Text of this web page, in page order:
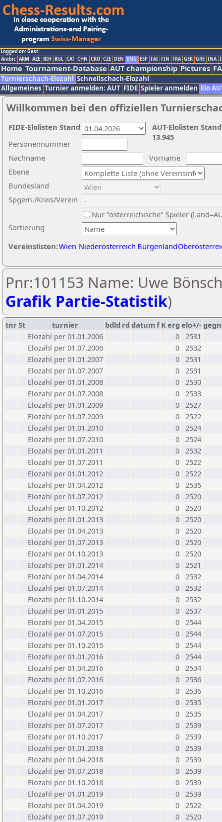
Logged on: Gast
Arabic ARM AZE BIH BUL CAT CHN CRO CZE DEN ENG ESP FAI FIN FRA GER GRE INA
Home Tournament-Database AUT championship Pictures
Turnierschach-Elozahl Schnellschach-Elozahl
Allgemeines Turnier anmelden: AUT FIDE Spieler anmelden Elo
Willkommen bei den offiziellen
Nachname
Vorname
Ebene
Sortierung
Personennummer
Bundesland
Spgem./Kreis/Verein
Nur "österreichische" Spieler
Vereinslisten:Wien Niederösterreich Burgenland
AUT-Elolisten
13.945
FIDE-Elolisten Stand
Pnr:101153 Name: Uwe
Grafik Partie-Statistik)
tnrSt turnier bdld rd datumf Kerg elo+/-
Elozahl per 01.01.2006
0 2531
Elozahl per 01.07.2006
0 2532
Elozahl per 01.01.2007
0 2531
Elozahl per 01.07.2007
0 2531
Elozahl per 01.01.2008
0 2530
Elozahl per 01.07.2008
0 2533
Elozahl per 01.01.2009
0 2527
Elozahl per 01.07.2009
0 2522
Elozahl per 01.01.2010
0 2524
Elozahl per 01.07.2010
0 2524
Elozahl per 01.01.2011
0 2532
Elozahl per 01.07.2011
0 2522
Elozahl per 01.01.2012
0 2522
Elozahl per 01.04.2012
0 2535
Elozahl per 01.07.2012
0 2520
Elozahl per 01.10.2012
0 2520
Elozahl per 01.01.2013
0 2520
Elozahl per 01.04.2013
0 2520
Elozahl per 01.07.2013
0 2520
Elozahl per 01.10.2013
0 2520
Elozahl per 01.01.2014
0 2521
Elozahl per 01.04.2014
0 2532
Elozahl per 01.07.2014
0 2532
Elozahl per 01.10.2014
0 2532
Elozahl per 01.01.2015
0 2537
Elozahl per 01.04.2015
0 2544
Elozahl per 01.07.2015
0 2544
Elozahl per 01.10.2015
0 2544
Elozahl per 01.01.2016
0 2544
Elozahl per 01.04.2016
0 2534
Elozahl per 01.07.2016
0 2536
Elozahl per 01.10.2016
0 2536
Elozahl per 01.01.2017
0 2535
Elozahl per 01.04.2017
0 2535
Elozahl per 01.07.2017
0 2539
Elozahl per 01.10.2017
0 2539
Elozahl per 01.01.2018
0 2539
Elozahl per 01.04.2018
0 2539
Elozahl per 01.07.2018
0 2539
Elozahl per 01.10.2018
0 2539
Elozahl per 01.01.2019
0 2539
Elozahl per 01.04.2019
0 2522
Elozahl per 01.07.2019
0 2520